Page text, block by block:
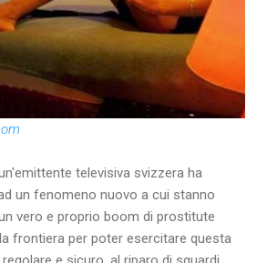
televisiva svizzera ha
un fenomeno nuovo a cui stanno
vero e proprio boom di prostitute
frontiera per poter esercitare questa